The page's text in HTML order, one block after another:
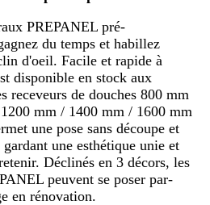
PREPANEL pré-
du temps et habillez
d'oeil. Facile et rapide à
disponible en stock aux
receveurs de douches 800 mm
mm / 1400 mm / 1600 mm
une pose sans découpe et
une esthétique unie et
Déclinés en 3 décors, les
peuvent se poser par-
en rénovation.